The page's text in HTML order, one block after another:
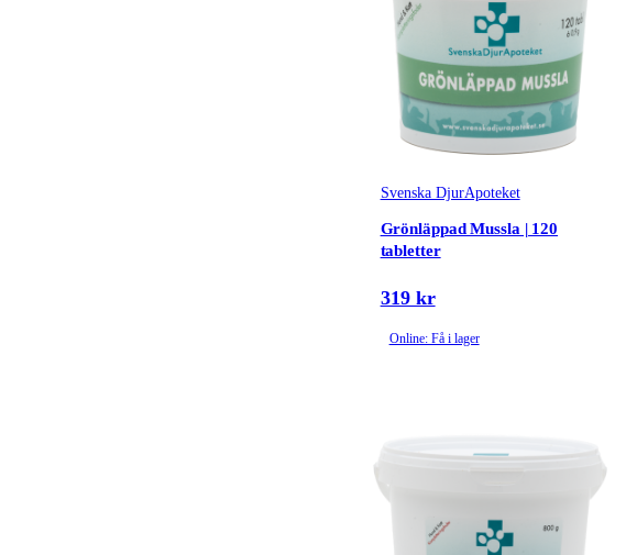
Svenska DjurApoteket
Grönläppad Mussla | 120
tabletter
319 kr
Online: Få i lager